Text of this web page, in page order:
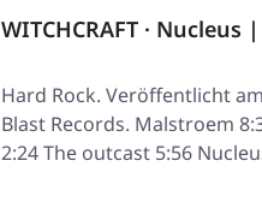
WITCHCRAFT · Nucleus
Hard Rock. Veröffentlicht
Blast Records. Malstroem
2:24 The outcast 5:56